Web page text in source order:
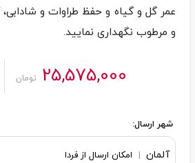
عمر گل و گیاه و حفظ طراوات و
و مرطوب نگهداری نمایید.
25,575,000 تومان
شهر ارسال:
آلمان امکان ارسال از فردا